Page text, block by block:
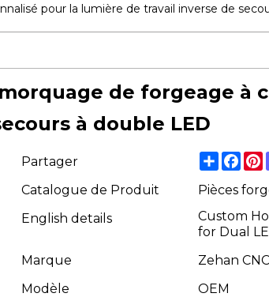
pour la lumière de travail inverse de
de forgeage à
à double LED
Partager Share
Catalogue de Produit
Pièces
English details
Custom
for Dual
Marque
Zehan
Modèle
OEM